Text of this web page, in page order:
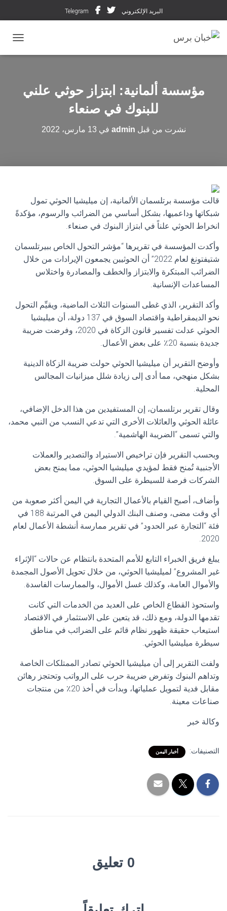
البريد الإلكتروني Telegram
مؤسسة ألمانية: ابتزاز حوثي علني
للبنوك في صنعاء
نشرت من قبل admin في 13 مارس، 2022
قالت مؤسسة برتلسمان الألمانية، إن ميليشيا الحوثي تمول
شبكاتها وداعميها، بشكل أساسي من الضرائب والرسوم، مؤكدةً
انخراط الحوثي علناً في ابتزاز البنوك في صنعاء.
وأكدت المؤسسة في تقريرها “مؤشر التحول الخاص ببيرتلسمان
شتيفتونغ لعام 2022” أن الحوثيين يجمعون الإيرادات من خلال
الضرائب المبتكرة والابتزاز والخطف والمصادرة واختلاس
المساعدات الإنسانية.
وأكد التقرير، الذي غطى السنوات الثلاث الماضية، ويقيِّم التحول
نحو الديمقراطية واقتصاد السوق في 137 دولة، أن ميليشيا
الحوثي عدلت تفسير قانون الزكاة في 2020، وفرضت ضريبة
جديدة بنسبة 20٪ على بعض الأعمال.
وأوضح التقرير أن ميليشيا الحوثي حولت ضريبة الزكاة الدينية
بشكل منهجي، مما أدى إلى زيادة شلل ميزانيات المجالس
المحلية.
وقال تقرير برتلسمان، إن المستفيدين من هذا الدخل الإضافي،
عائلة الحوثي والعائلات الأخرى التي تدعي النسب من النبي محمد،
والتي تسمى “الضريبة الهاشمية”.
وبحسب التقرير فإن تراخيص الاستيراد والتصدير والعملات
الأجنبية تُمنح فقط لمؤيدي ميليشيا الحوثي، مما يمنح بعض
الشركات فرصة للسيطرة على السوق.
وأضاف، أصبح القيام بالأعمال التجارية في اليمن أكثر صعوبة من
أي وقت مضى، وصنف البنك الدولي اليمن في المرتبة 188 في
فئة “التجارة عبر الحدود” في تقرير ممارسة أنشطة الأعمال لعام
2020.
يبلغ فريق الخبراء التابع للأمم المتحدة بانتظام عن حالات “الإثراء
غير المشروع” لميليشيا الحوثي، من خلال تحويل الأصول المجمدة
والأموال العامة، وكذلك غسل الأموال، والممارسات الفاسدة.
واستحوذ القطاع الخاص على العديد من الخدمات التي كانت
تقدمها الدولة، ومع ذلك، قد يتعين على الاستثمار في الاقتصاد
استيعاب حقيقة ظهور نظام قائم على الضرائب في مناطق
سيطرة ميليشيا الحوثي.
ولفت التقرير إلى أن ميليشيا الحوثي تصادر الممتلكات الخاصة
وتداهم البنوك وتفرض ضريبة حرب على الرواتب وتحتجز رهائن
مقابل فدية لتمويل عملياتها، وبدأت في أخذ 20٪ من منتجات
صناعات معينة.
وكالة خبر
التصنيفات: أخبار اليمن
0 تعليق